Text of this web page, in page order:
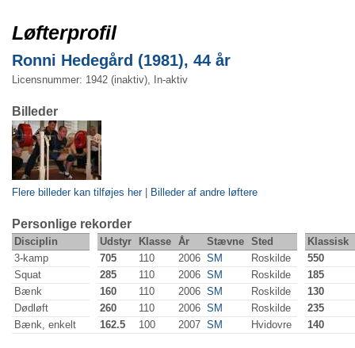
Løfterprofil
Ronni Hedegård (1981), 44 år
Licensnummer: 1942 (inaktiv), In-aktiv
Billeder
Flere billeder kan tilføjes her| Billeder af andre løftere
Personlige rekorder
Disciplin Udstyr Klasse År Stævne Sted
Klassisk
3-kamp
705 110 2006 SM Roskilde
550
Squat
285 110 2006 SM Roskilde
185
Bænk
160 110 2006 SM Roskilde
130
Dødløft
260 110 2006 SM Roskilde
235
Bænk, enkelt
162.5 100 2007 SM Hvidovre 140